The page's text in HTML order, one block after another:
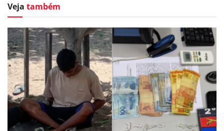
Veja também